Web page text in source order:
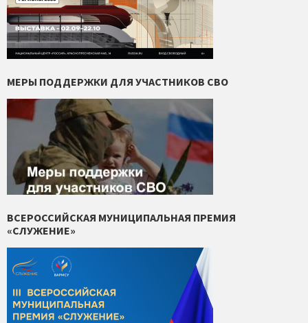
МЕРЫ ПОДДЕРЖКИ ДЛЯ УЧАСТНИКОВ СВО
ВСЕРОССИЙСКАЯ МУНИЦИПАЛЬНАЯ ПРЕМИЯ
«СЛУЖЕНИЕ»